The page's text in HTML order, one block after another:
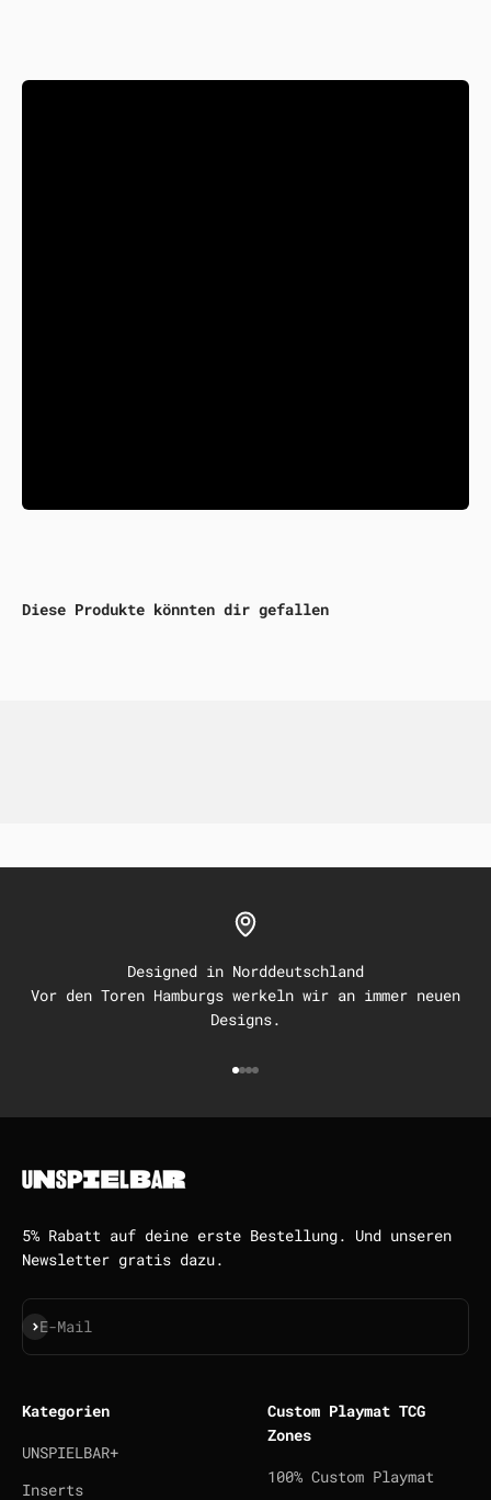
Diese Produkte könnten dir gefallen
Designed in Norddeutschland
Vor den Toren Hamburgs werkeln wir an immer neuen
Designs.
Gehe zu Element 1
Gehe zu Element 2
Gehe zu Element 3
Gehe zu Element 4
5% Rabatt auf deine erste Bestellung. Und unseren
Newsletter gratis dazu.
E-Mail
Abonnieren
Kategorien
UNSPIELBAR+
Inserts
Custom Playmat TCG
Zones
100% Custom Playmat